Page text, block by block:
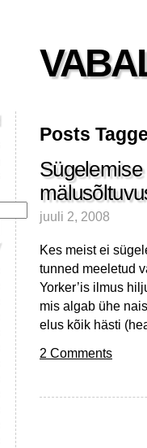
Posts
juuli 2, 2008
Kes meist ei
tunned meeletud
Yorker’is ilmus
mis algab ühe
elus kõik hästi
2 Comments